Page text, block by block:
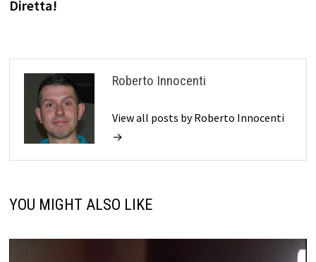
Diretta!
Roberto Innocenti
View all posts by Roberto Innocenti
→
YOU MIGHT ALSO LIKE